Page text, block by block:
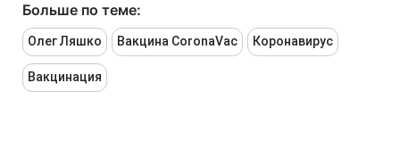
Больше по теме:
Олег Ляшко Вакцина CoronaVac Коронавирус
Вакцинация